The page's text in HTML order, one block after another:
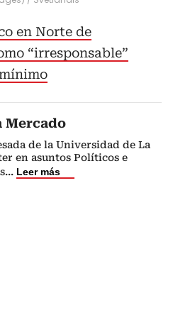
en Norte de
“irresponsable”
Mercado
de la Universidad de La
en asuntos Políticos e
... Leer más